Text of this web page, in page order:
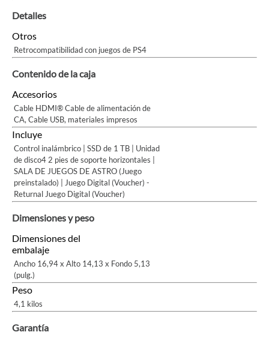
Detalles
Otros
Retrocompatibilidad con juegos de PS4
Contenido de la caja
Accesorios
Cable HDMI® Cable de alimentación de
CA, Cable USB, materiales impresos
Incluye
Control inalámbrico | SSD de 1 TB | Unidad
de disco4 2 pies de soporte horizontales |
SALA DE JUEGOS DE ASTRO (Juego
preinstalado) | Juego Digital (Voucher) -
Returnal Juego Digital (Voucher)
Dimensiones y peso
Dimensiones del
embalaje
Ancho 16,94 x Alto 14,13 x Fondo 5,13
(pulg.)
Peso
4,1 kilos
Garantía